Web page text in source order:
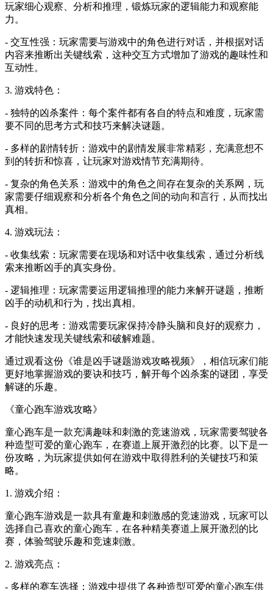
玩家细心观察、分析和推理，锻炼玩家的逻辑能力和观察能
力。
- 交互性强：玩家需要与游戏中的角色进行对话，并根据对话
内容来推断出关键线索，这种交互方式增加了游戏的趣味性和
互动性。
3. 游戏特色：
- 独特的凶杀案件：每个案件都有各自的特点和难度，玩家需
要不同的思考方式和技巧来解决谜题。
- 多样的剧情转折：游戏中的剧情发展非常精彩，充满意想不
到的转折和惊喜，让玩家对游戏情节充满期待。
- 复杂的角色关系：游戏中的角色之间存在复杂的关系网，玩
家需要仔细观察和分析各个角色之间的动向和言行，从而找出
真相。
4. 游戏玩法：
- 收集线索：玩家需要在现场和对话中收集线索，通过分析线
索来推断凶手的真实身份。
- 逻辑推理：玩家需要运用逻辑推理的能力来解开谜题，推断
凶手的动机和行为，找出真相。
- 良好的思考：游戏需要玩家保持冷静头脑和良好的观察力，
才能快速发现关键线索和破解难题。
通过观看这份《谁是凶手谜题游戏攻略视频》，相信玩家们能
更好地掌握游戏的要诀和技巧，解开每个凶杀案的谜团，享受
解谜的乐趣。
《童心跑车游戏攻略》
童心跑车是一款充满趣味和刺激的竞速游戏，玩家需要驾驶各
种造型可爱的童心跑车，在赛道上展开激烈的比赛。以下是一
份攻略，为玩家提供如何在游戏中取得胜利的关键技巧和策
略。
1. 游戏介绍：
童心跑车游戏是一款具有童趣和刺激感的竞速游戏，玩家可以
选择自己喜欢的童心跑车，在各种精美赛道上展开激烈的比
赛，体验驾驶乐趣和竞速刺激。
2. 游戏亮点：
- 多样的赛车选择：游戏中提供了各种造型可爱的童心跑车供